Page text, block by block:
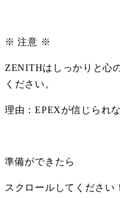
※ 注意 ※
ZENITHはしっかりと心
ください。
理由：EPEXが信じられ
準備ができたら
スクロールしてください！